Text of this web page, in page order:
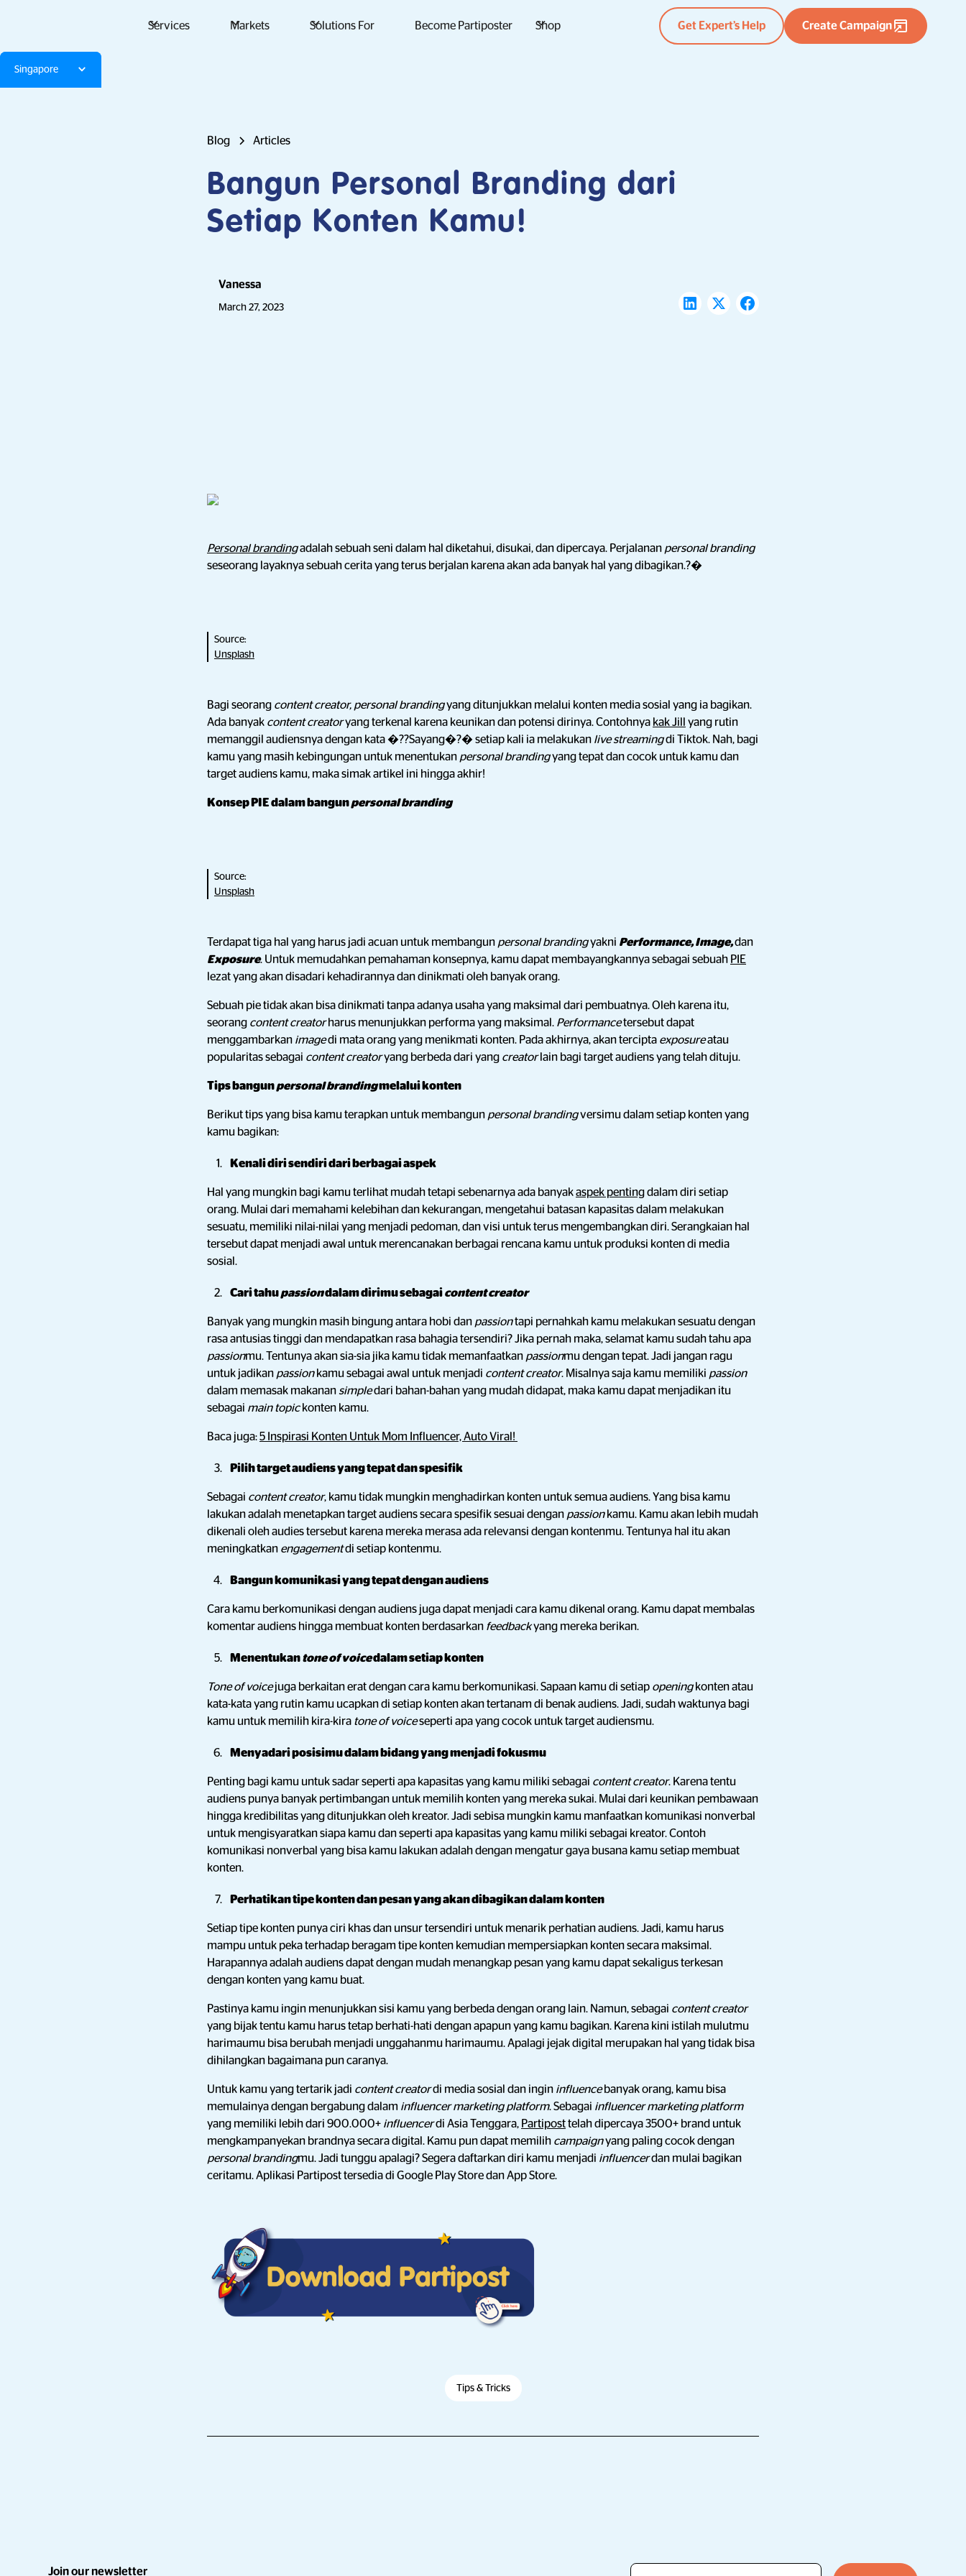
Services Markets Solutions For Become Partiposter Shop Get Expert’s Help Create Campaign
Singapore
Blog Articles
Bangun Personal Branding dari
Setiap Konten Kamu!
Vanessa
March 27, 2023
Personal brandingadalah sebuah seni dalam hal diketahui, disukai, dan dipercaya. Perjalanan personal branding
seseorang layaknya sebuah cerita yang terus berjalan karena akan ada banyak hal yang dibagikan.?�
Source:
Unsplash
Bagi seorang content creator, personal brandingyang ditunjukkan melalui konten media sosial yang ia bagikan.
Ada banyak content creatoryang terkenal karena keunikan dan potensi dirinya. Contohnya kak Jill
yang rutin
memanggil audiensnya dengan kata �??Sayang�?� setiap kali ia melakukan live streamingdi Tiktok. Nah, bagi
kamu yang masih kebingungan untuk menentukan personal brandingyang tepat dan cocok untuk kamu dan
target audiens kamu, maka simak artikel ini hingga akhir!
Konsep PIE dalam bangunpersonal branding
Source:
Unsplash
Terdapat tiga hal yang harus jadi acuan untuk membangun personal brandingyakni Performance, Image,dan
Exposure. Untuk memudahkan pemahaman konsepnya, kamu dapat membayangkannya sebagai sebuah PIE
lezat yang akan disadari kehadirannya dan dinikmati oleh banyak orang.
Sebuah pie tidak akan bisa dinikmati tanpa adanya usaha yang maksimal dari pembuatnya. Oleh karena itu,
seorang content creatorharus menunjukkan performayang maksimal. Performancetersebut dapat
menggambarkan imagedi mata orang yang menikmati konten. Pada akhirnya, akan tercipta exposureatau
popularitas sebagai content creatoryang berbeda dari yang creator lain bagi target audiens yang telah dituju.
Tips bangunpersonal brandingmelalui konten
Berikut tips yang bisa kamu terapkan untuk membangun personal brandingversimu dalam setiap konten yang
kamu bagikan:
Kenali diri sendiri dari berbagai aspek
Hal yang mungkin bagi kamu terlihat mudah tetapi sebenarnya ada banyakaspek pentingdalam diri setiap
orang. Mulai dari memahami kelebihan dan kekurangan, mengetahui batasan kapasitas dalam melakukan
sesuatu, memiliki nilai-nilai yang menjadi pedoman, dan visi untuk terus mengembangkan diri. Serangkaian hal
tersebut dapat menjadi awal untuk merencanakan berbagai rencana kamu untuk produksi konten di media
sosial.
Cari tahupassiondalam dirimu sebagaicontent creator
Banyak yang mungkin masih bingung antara hobi dan passiontapi pernahkah kamu melakukan sesuatu dengan
rasa antusias tinggi dan mendapatkan rasa bahagia tersendiri? Jika pernah maka, selamat kamu sudah tahu apa
passionmu. Tentunya akan sia-sia jika kamu tidak memanfaatkan passionmu dengan tepat. Jadi jangan ragu
untuk jadikan passion kamu sebagai awal untuk menjadi content creator. Misalnya saja kamu memiliki passion
dalam memasak makanan simpledari bahan-bahan yang mudah didapat, maka kamu dapat menjadikan itu
sebagai main topickonten kamu.
Baca juga:5 Inspirasi Konten Untuk Mom Influencer, Auto Viral!
Pilih target audiens yang tepat dan spesifik
Sebagai content creator, kamu tidak mungkin menghadirkan konten untuk semua audiens. Yang bisa kamu
lakukan adalah menetapkan target audiens secara spesifik sesuai dengan passion kamu. Kamu akan lebih mudah
dikenali oleh audies tersebut karena mereka merasa ada relevansi dengan kontenmu. Tentunya hal itu akan
meningkatkan engagementdi setiap kontenmu.
Bangun komunikasi yang tepat dengan audiens
Cara kamu berkomunikasi dengan audiens juga dapat menjadi cara kamu dikenal orang. Kamu dapat membalas
komentar audiens hingga membuat konten berdasarkan feedbackyang mereka berikan.
Menentukantone of voicedalam setiap konten
Tone of voicejuga berkaitan erat dengan cara kamu berkomunikasi. Sapaan kamu di setiap opening konten atau
kata-kata yang rutin kamu ucapkan di setiap konten akan tertanam di benak audiens. Jadi, sudah waktunya bagi
kamu untuk memilih kira-kira tone of voiceseperti apa yang cocok untuk target audiensmu.
Menyadari posisimu dalam bidang yang menjadi fokusmu
Penting bagi kamu untuk sadar seperti apa kapasitas yang kamu miliki sebagai content creator. Karena tentu
audiens punya banyak pertimbangan untuk memilih konten yang mereka sukai. Mulai dari keunikan pembawaan
hingga kredibilitas yang ditunjukkan oleh kreator. Jadi sebisa mungkin kamu manfaatkan komunikasi nonverbal
untuk mengisyaratkan siapa kamu dan seperti apa kapasitas yang kamu miliki sebagai kreator. Contoh
komunikasi nonverbal yang bisa kamu lakukan adalah dengan mengatur gaya busana kamu setiap membuat
konten.
Perhatikan tipe konten dan pesan yang akan dibagikan dalam konten
Setiap tipe konten punya ciri khas dan unsur tersendiri untuk menarik perhatian audiens. Jadi, kamu harus
mampu untuk peka terhadap beragam tipe konten kemudian mempersiapkan konten secara maksimal.
Harapannya adalah audiens dapat dengan mudah menangkap pesan yang kamu dapat sekaligus terkesan
dengan konten yang kamu buat.
Pastinya kamu ingin menunjukkan sisi kamu yang berbeda dengan orang lain. Namun, sebagai content creator
yang bijak tentu kamu harus tetap berhati-hati dengan apapun yang kamu bagikan. Karena kini istilah mulutmu
harimaumu bisa berubah menjadi unggahanmu harimaumu. Apalagi jejak digital merupakan hal yang tidak bisa
dihilangkan bagaimana pun caranya.
Untuk kamu yang tertarik jadi content creatordi media sosial dan ingin influencebanyak orang, kamu bisa
memulainya dengan bergabung dalam influencer marketing platform. Sebagai influencer marketing platform
yang memiliki lebih dari 900.000+ influencerdi Asia Tenggara, Partiposttelah dipercaya 3500+ brand untuk
mengkampanyekan brandnya secara digital. Kamu pun dapat memilih campaignyang paling cocok dengan
personal brandingmu. Jadi tunggu apalagi? Segera daftarkan diri kamu menjadi influencerdan mulai bagikan
ceritamu. Aplikasi Partipost tersedia di Google Play Store dan App Store.
Tips & Tricks
Join our newsletter